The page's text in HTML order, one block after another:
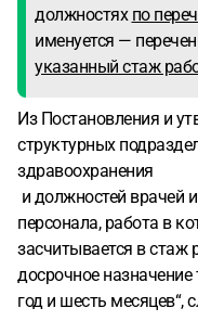
должностях по
именуется —
указанный стаж
Из Постановления и
структурных
здравоохранения
и должностей врачей
персонала, работа в
засчитывается в
досрочное
год и шесть месяцев“,